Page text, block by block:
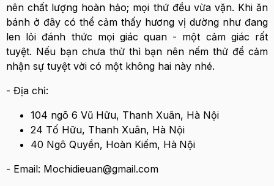
nên chất lượng hoàn hảo; mọi thứ đều vừa vặn. Khi ăn
bánh ở đây có thể cảm thấy hương vị dường như đang
len lỏi đánh thức mọi giác quan - một cảm giác rất
tuyệt. Nếu bạn chưa thử thì bạn nên nếm thử để cảm
nhận sự tuyệt vời có một không hai này nhé.
- Địa chỉ:
104 ngõ 6 Vũ Hữu, Thanh Xuân, Hà Nội
24 Tố Hữu, Thanh Xuân, Hà Nội
40 Ngô Quyền, Hoàn Kiếm, Hà Nội
- Email: Mochidieuan@gmail.com